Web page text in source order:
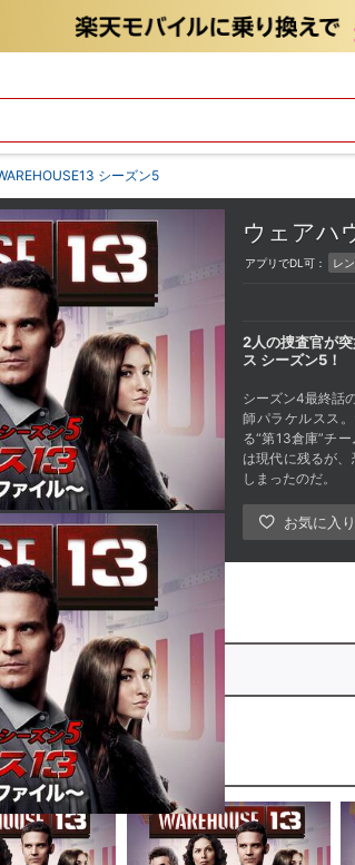
シーズン5
ウェアハ
アプリでDL可： レ
2人の捜査官が
ス シーズン5！
シーズン4最終話
師パラケルスス
る“第13倉庫”チ
は現代に残るが
しまったのだ。
ン5」全話パック